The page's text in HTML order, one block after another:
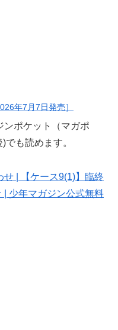
年7月7日発売］
ンポケット（マガポ
も読めます。
| 【ケース9(1)】臨終
少年マガジン公式無料